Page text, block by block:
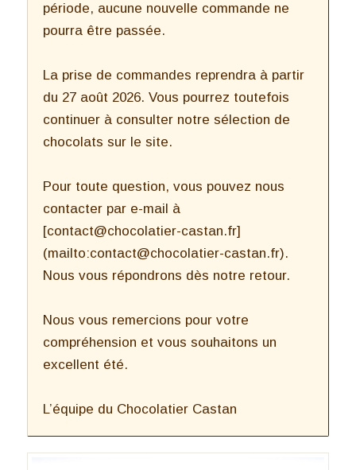
période, aucune nouvelle commande ne
pourra être passée.
La prise de commandes reprendra à partir
du 27 août 2026. Vous pourrez toutefois
continuer à consulter notre sélection de
chocolats sur le site.
Pour toute question, vous pouvez nous
contacter par e-mail à
[contact@chocolatier-castan.fr]
(mailto:contact@chocolatier-castan.fr).
Nous vous répondrons dès notre retour.
Nous vous remercions pour votre
compréhension et vous souhaitons un
excellent été.
L’équipe du Chocolatier Castan